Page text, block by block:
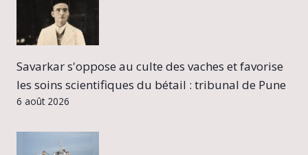
Savarkar s'oppose au culte des vaches et favorise
les soins scientifiques du bétail : tribunal de Pune
6 août 2026